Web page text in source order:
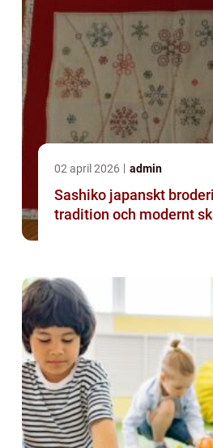
02 april 2026 admin
Sashiko japanskt broderi som förenar
tradition och modernt